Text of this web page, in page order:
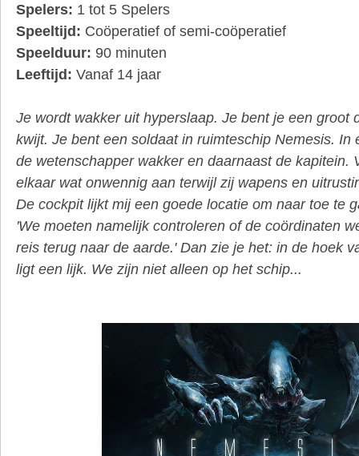
Spelers: 1 tot 5 Spelers
Speeltijd: Coöperatief of semi-coöperatief
Speelduur: 90 minuten
Leeftijd: Vanaf 14 jaar
Je wordt wakker uit hyperslaap. Je bent je een groot
kwijt. Je bent een soldaat in ruimteschip Nemesis. In
de wetenschapper wakker en daarnaast de kapitein.
elkaar wat onwennig aan terwijl zij wapens en
De cockpit lijkt mij een goede locatie om naar toe te
'We moeten namelijk controleren of de coördinaten
reis terug naar de aarde.' Dan zie je het: in de hoek
ligt een lijk. We zijn niet alleen op het schip...